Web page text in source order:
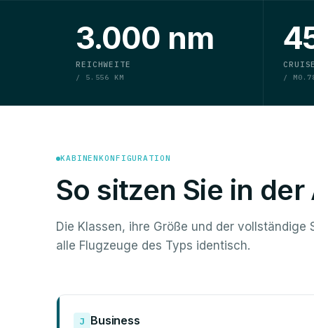
3.000 nm
REICHWEITE
/ 5.556 KM /
KABINENKONFIGURATION
So sitzen Sie in
Die Klassen, ihre Größe und der vollständige
alle Flugzeuge des Typs identisch.
J Business